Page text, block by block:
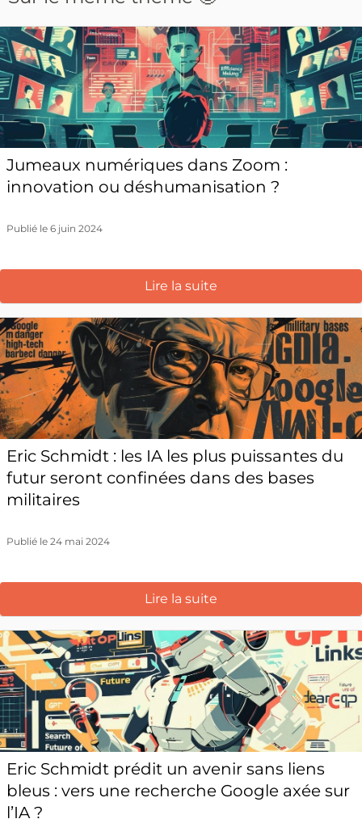
Jumeaux numériques dans Zoom :
innovation ou déshumanisation ?
Publié le 6 juin 2024
Lire la suite
Eric Schmidt : les IA les plus puissantes du
futur seront confinées dans des bases
militaires
Publié le 24 mai 2024
Lire la suite
Eric Schmidt prédit un avenir sans liens
bleus : vers une recherche Google axée sur
l’IA ?